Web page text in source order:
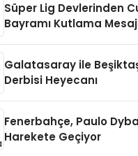
Süper Lig Devlerinden
Bayramı Kutlama
Galatasaray ile
Derbisi Heyecanı
Fenerbahçe, Paulo
Harekete Geçiyor